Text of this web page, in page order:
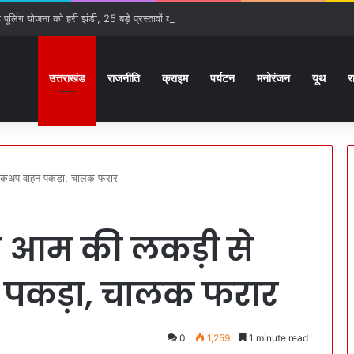
योजना को हरी झंडी, 25 बड़े प्रस्तावों को मिली मंजूरी
उत्तराखंड राजनीति क्राइम पर्यटन मनोरंजन यूथ
वाहन पकड़ा, चालक फरार
आम की लकड़ी से
चालक फरार
0 1,259 1 minute read